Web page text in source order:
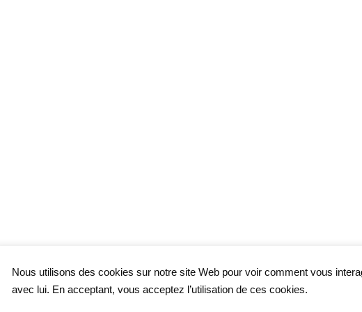
Nous utilisons des cookies sur notre site Web pour voir comment vous
avec lui. En acceptant, vous acceptez l’utilisation de ces cookies.